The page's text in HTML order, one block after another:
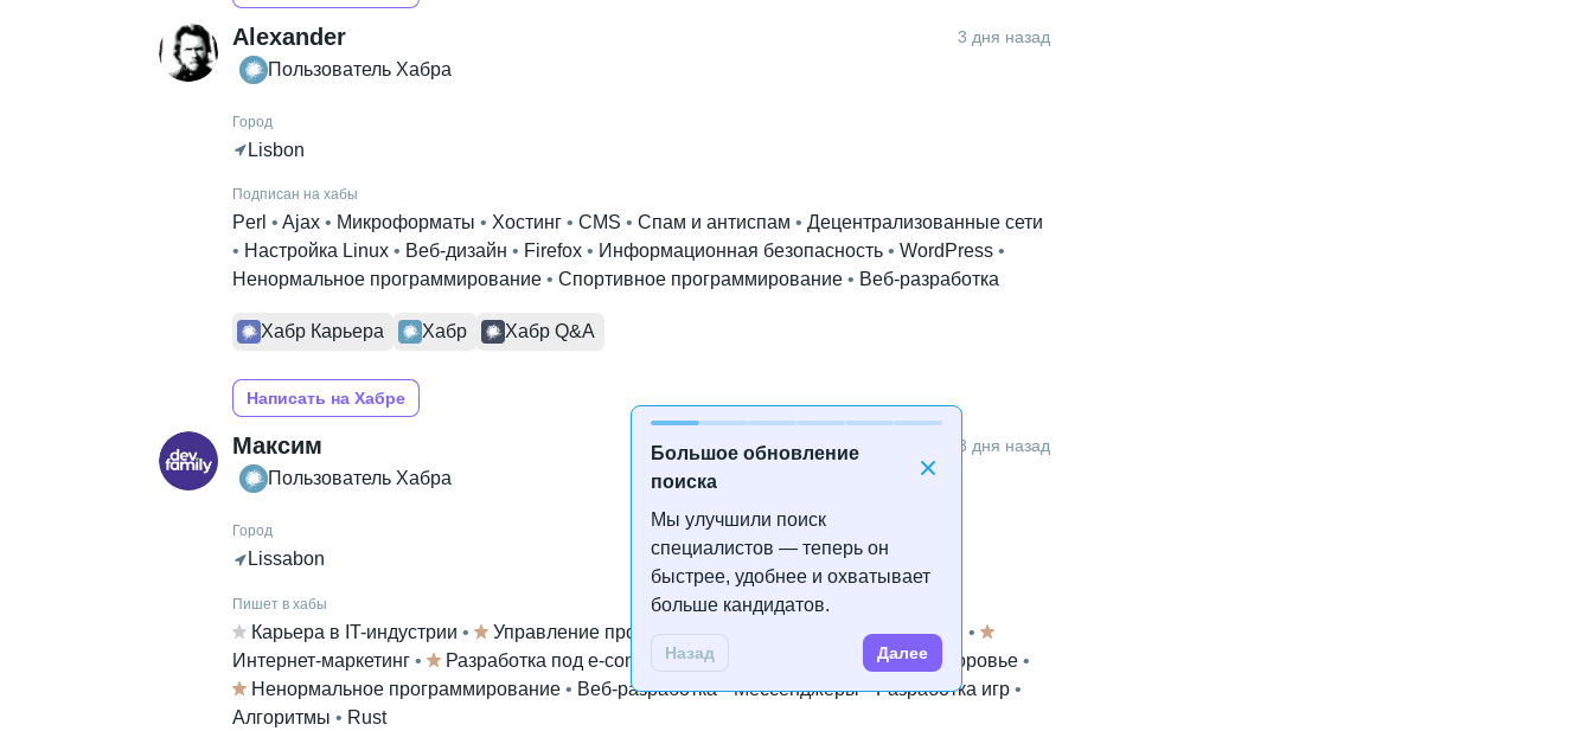
Большое обновление
поиска
Мы улучшили поиск
специалистов — теперь он
быстрее, удобнее и охватывает
больше кандидатов.
Назад Далее
Alexander 3 дня назад
Пользователь Хабра
Город
Lisbon
Подписан на хабы
Perl • Ajax • Микроформаты • Хостинг • CMS • Спам и антиспам • Децентрализованные сети
• Настройка Linux • Веб-дизайн • Firefox • Информационная безопасность • WordPress
Ненормальное программирование • Спортивное программирование • Веб-разработка
Хабр Карьера Хабр Хабр Q&A
Написать на Хабре
Максим 3 дня назад
Пользователь Хабра
Город
Lissabon
Пишет в хабы
Карьера в IT-индустрии • Управление продуктом VueJS • Laravel
•
Интернет-маркетинг • Разработка под e-commerce • Медийная реклама • Здоровье •
Ненормальное программирование • Веб-разработка • Мессенджеры • Разработка игр
Алгоритмы • Rust